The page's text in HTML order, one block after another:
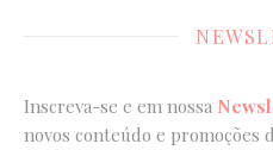
Inscreva-se e em nossa
novos conteúdo e promoções